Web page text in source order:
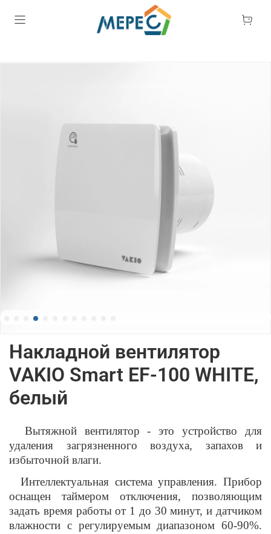
Накладной вентилятор
VAKIO Smart EF-100 WHITE,
белый
Вытяжной вентилятор - это устройство для
удаления загрязненного воздуха, запахов и
избыточной влаги.
Интеллектуальная система управления. Прибор
оснащен таймером отключения, позволяющим
задать время работы от 1 до 30 минут, и датчиком
влажности с регулируемым диапазоном 60-90%.